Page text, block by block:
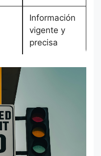
Información
vigente y
precisa